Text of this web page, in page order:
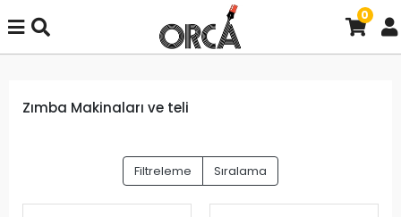
0
Zımba Makinaları ve teli
Filtreleme Sıralama